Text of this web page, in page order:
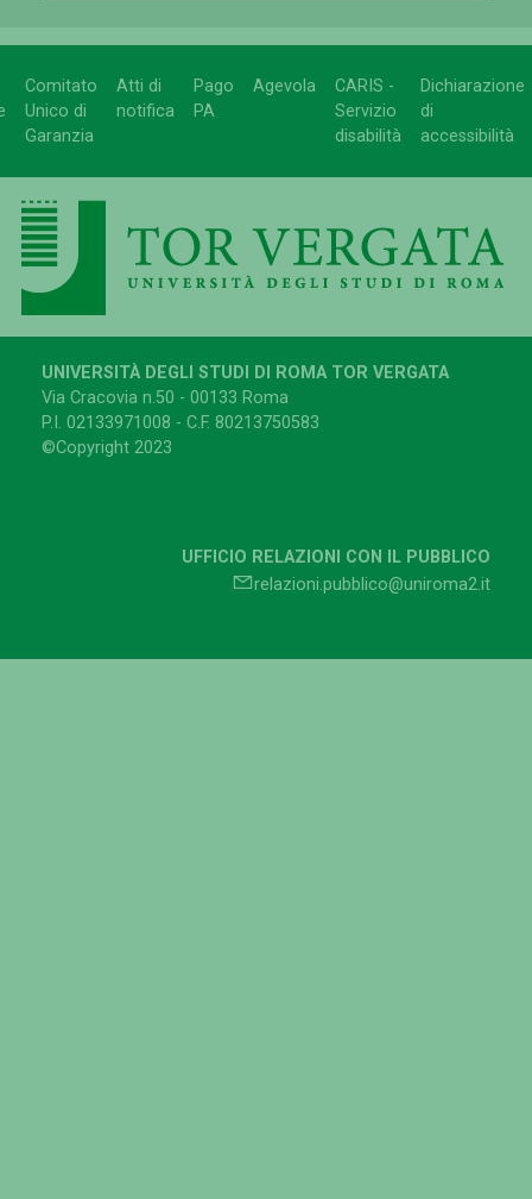
Comitato
Unico di
Garanzia
Atti di
notifica
Pago
PA
Agevola
CARIS -
Servizio
disabilità
Dichiarazione
di
accessibilità
UNIVERSITÀ DEGLI STUDI DI ROMA TOR VERGATA
Via Cracovia n.50 - 00133 Roma
P.I. 02133971008 - C.F. 80213750583
©Copyright 2023
UFFICIO RELAZIONI CON IL PUBBLICO
relazioni.pubblico@uniroma2.it